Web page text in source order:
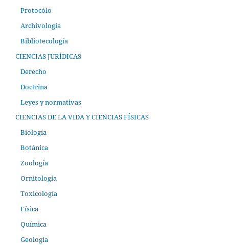
Protocólo
Archivología
Bibliotecología
CIENCIAS JURÍDICAS
Derecho
Doctrina
Leyes y normativas
CIENCIAS DE LA VIDA Y CIENCIAS FÍSICAS
Biología
Botánica
Zoología
Ornitología
Toxicología
Física
Química
Geología